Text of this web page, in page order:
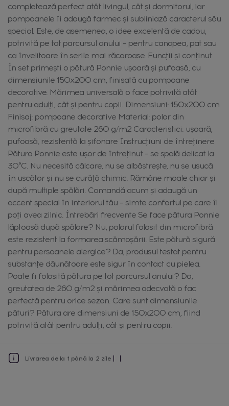
completează perfect atât livingul, cât și dormitorul, iar
pompoanele îi adaugă farmec și subliniază caracterul său
special. Este, de asemenea, o idee excelentă de cadou,
potrivită pe tot parcursul anului – pentru canapea, pat sau
ca învelitoare în serile mai răcoroase. Funcții și conținut
În set primești o pătură Ponnie ușoară și pufoasă, cu
dimensiunile 150x200 cm, finisată cu pompoane
decorative. Mărimea universală o face potrivită atât
pentru adulți, cât și pentru copii. Dimensiuni: 150x200 cm
Finisaj: pompoane decorative Material: polar din
microfibră cu greutate 260 g/m2 Caracteristici: ușoară,
pufoasă, rezistentă la șifonare Instrucțiuni de întreținere
Pătura Ponnie este ușor de întreținut – se spală delicat la
30°C. Nu necesită călcare, nu se albăstrește, nu se usucă
în uscător și nu se curăță chimic. Rămâne moale chiar și
după multiple spălări. Comandă acum și adaugă un
accent special în interiorul tău – simte confortul pe care îl
poți avea zilnic. Întrebări frecvente Se face pătura Ponnie
lăptoasă după spălare? Nu, polarul folosit din microfibră
este rezistent la formarea scămoșării. Este pătură sigură
pentru persoanele alergice? Da, produsul testat pentru
substanțe dăunătoare este sigur în contact cu pielea.
Poate fi folosită pătura pe tot parcursul anului? Da,
greutatea de 260 g/m2 și mărimea adecvată o fac
perfectă pentru orice sezon. Care sunt dimensiunile
pături? Pătura are dimensiuni de 150x200 cm, fiind
potrivită atât pentru adulți, cât și pentru copii.
Livrarea de la 1 până la 2 zile